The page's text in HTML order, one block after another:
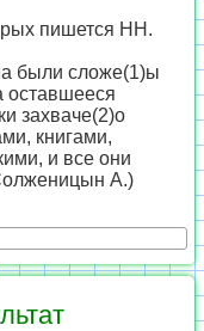
пишется НН.
были сложе(1)ы
оставшееся
захваче(2)о
книгами,
и все они
А.)